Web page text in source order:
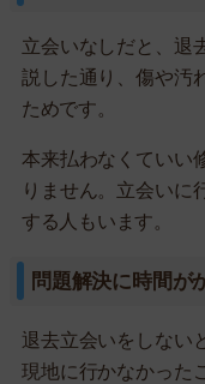
立会いなしだと、退
説した通り、傷や汚
ためです。
本来払わなくていい
りません。立会いに
する人もいます。
問題解決に時間が
退去立会いをしない
現地に行かなかった